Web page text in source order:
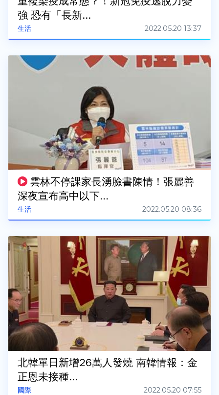
生活
強 恐有「長新...
2022.05.20 13:37
生活
雲林不停課家長湧臉書陳情！張麗善
深夜宣布高中以下...
2022.05.20 08:36
國際
北韓單日新增26萬人發燒 南韓情報：金
正恩未接種...
2022.05.20 07:55